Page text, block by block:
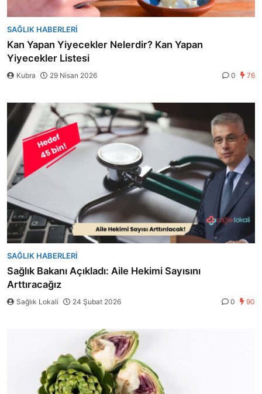
SAĞLIK HABERLERI
Kan Yapan Yiyecekler Nelerdir? Kan Yapan
Yiyecekler Listesi
Kubra 29 Nisan 2026 0 76
SAĞLIK HABERLERI
Sağlık Bakanı Açıkladı: Aile Hekimi Sayısını
Arttıracağız
Sağlık Lokali 24 Şubat 2026 0 90